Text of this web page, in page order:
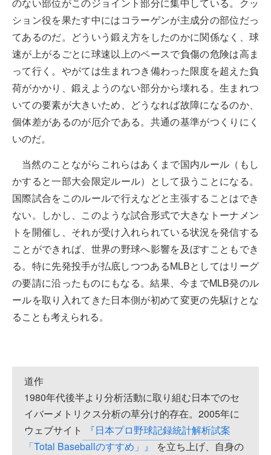
ション役を果たす中にはコラーゲンが主成分の部位だっ
てあるのだ。どういう鍛え方をしたのかに関係なく、球
速が上がるごとに球速以上のペースで負傷の危険は高ま
って行く。やがては生まれつき備わった限度を超えた負
荷がかかり、鍛えようのない部分から壊れる。生まれつ
いての要素が大きいため、どうなれば故障になるのか、
個体差があるのが厄介である。共通の基準がつくりにく
いのだ。
当然のことながらこれらはあくまで国内ルール（もし
かすると一部大会限定ルール）として扱うことになる。
国際試合をこのルールで行えなどと主張することはでき
ない。しかし、このような試合形式で大きなトーナメン
トを開催し、それが受け入れられている状況を発信する
ことができれば、世界の野球へ影響を及ぼすこともでき
る。特に先発投手が払底しつつあるMLBとしてはリーグ
の要請に沿ったものにもなる。結果、今までMLB発のル
ールを取り入れてきた日本側が初めて変更の先駆けとな
ることも考えられる。
道作
1980年代後半より分析活動に取り組む日本でのセ
イバーメトリクス分析の草分け的存在。2005年に
ウェブサイト
『日本プロ野球記録統計解析試案
「Total Baseballのすすめ」』
を立ち上げ、自身の